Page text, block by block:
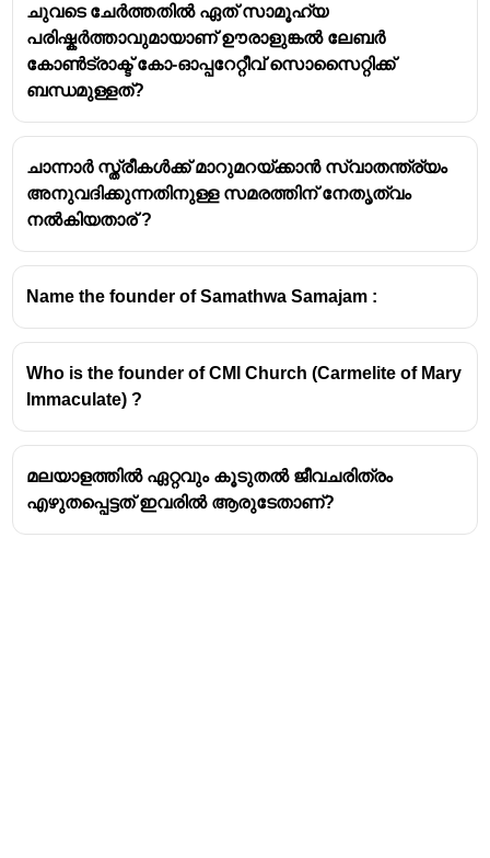
കേരള നവോത്ഥാനം:
ആത്മവിദ്യാസംഘം
പ്രധാന വ്യക്തിത്വം: വാഗ്ഭടാനന്ദൻ(1885-
1971) - യഥാർത്ഥ പേര് വേലായുധൻ, കണ്ണൂർ
ജില്ലയിലെ പാceniaയിൽ ജനിച്ചു.
സ്ഥാപനം:ആത്മവിദ്യാസംഘം (1917,
സാമൂഹിക അനാചാരങ്ങൾക്കും
ജാതിവ്യവസ്ഥയുടെ പേരിൽ നിലനിന്നിരുന്ന
അനീതികൾക്കെതിരെ ശബ്ദമുയർത്തുക,
പ്രധാന പ്രവർത്തനങ്ങൾ:
സമൂഹത്തിലെ അധഃസ്ഥിത
വിഭാഗങ്ങളുടെ ഉന്നമനത്തിനായി
പ്രവർത്തിച്ചു.
ചുവടെ ചേർത്തതിൽ ഏത് സാമൂഹ്യ
പരിഷ്കർത്താവുമായാണ് ഊരാളുങ്കൽ ലേബർ
കോൺട്രാക്ട് കോ-ഓപ്പറേറ്റീവ് സൊസൈറ്റിക്ക്
ബന്ധമുള്ളത്?
ചാന്നാർ സ്ത്രീകൾക്ക് മാറുമറയ്ക്കാൻ സ്വാതന്ത്ര്യം
അനുവദിക്കുന്നതിനുള്ള സമരത്തിന് നേതൃത്വം
നൽകിയതാര് ?
Name the founder of Samathwa Samajam :
Who is the founder of CMI Church (Carmelite of Mary
Immaculate) ?
മലയാളത്തിൽ ഏറ്റവും കൂടുതൽ ജീവചരിത്രം
എഴുതപ്പെട്ടത് ഇവരിൽ ആരുടേതാണ്?